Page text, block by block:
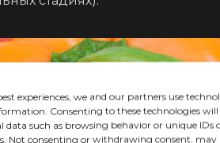
experiences, we and our partners use
Consenting to these technologies
data such as browsing behavior or unique IDs
Not consenting or withdrawing consent, may